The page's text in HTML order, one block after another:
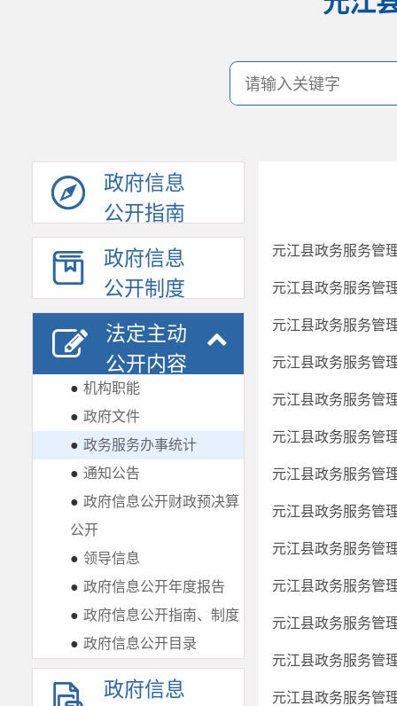
政府信息
公开指南
政府信息
公开制度
法定主动
公开内容
● 机构职能
● 政府文件
● 政务服务办事统计
● 通知公告
● 政府信息公开财政预决算
公开
● 领导信息
● 政府信息公开年度报告
● 政府信息公开指南、制度
● 政府信息公开目录
政府信息
元江县政务服务管
元江县政务服务管
元江县政务服务管
元江县政务服务管
元江县政务服务管
元江县政务服务管
元江县政务服务管
元江县政务服务管
元江县政务服务管
元江县政务服务管
元江县政务服务管
元江县政务服务管
元江县政务服务管